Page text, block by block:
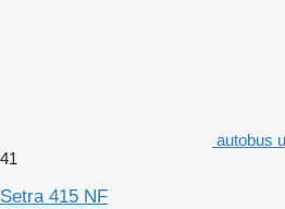
autobus
41
Setra 415 NF